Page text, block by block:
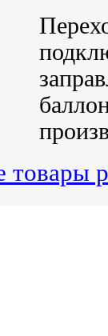
товары